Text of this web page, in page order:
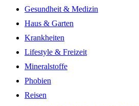
Gesundheit & Medizin
Haus & Garten
Krankheiten
Lifestyle & Freizeit
Mineralstoffe
Phobien
Reisen